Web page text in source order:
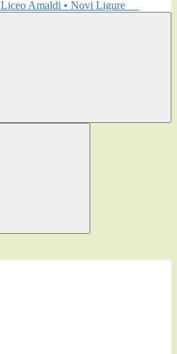
Liceo Amaldi • Novi Ligure